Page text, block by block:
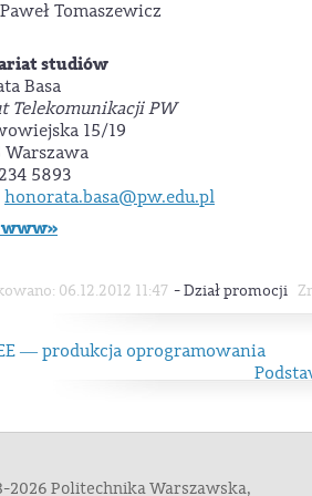
Tomaszewicz
studiów
Basa
Telekomunikacji PW
15/19
Warszawa
5893
honorata.basa@pw.edu.pl
06.12.2012 11:47 -Dział promocji
― produkcja oprogramowania
2026 Politechnika Warszawska,